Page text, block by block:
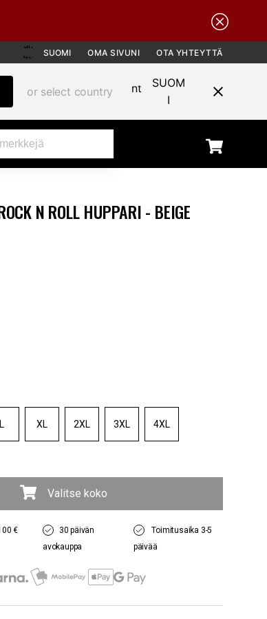
SUOMI OMA SIVUNI OTA YHTEYTTÄ
or select country
SUOM
I
N ROLL HUPPARI - BEIGE
L XL 2XL 3XL 4XL
Valitse koko
€
30 päivän
avokauppa
Toimitusaika 3-5
päivää